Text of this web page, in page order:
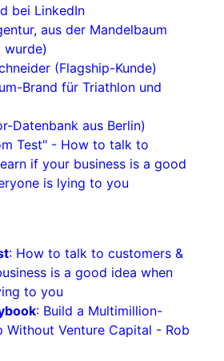
bei LinkedIn
aus der Mandelbaum
wurde)
(Flagship-Kunde)
Brand für Triathlon und
Datenbank aus Berlin)
Test" - How to talk to
if your business is a good
is lying to you
: How to talk to customers &
is a good idea when
to you
: Build a Multimillion-
Without Venture Capital - Rob